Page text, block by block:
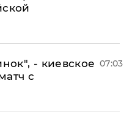
- киевское
с
07:03